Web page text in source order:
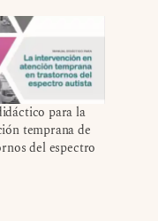
para la
temprana de
del espectro